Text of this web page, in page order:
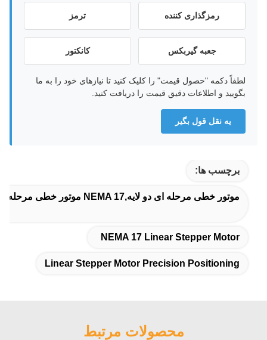
رمزگذاری کننده ترمز
جعبه گیربکس کانکتور
لطفاً دکمه "حصول قیمت" را کلیک کنید تا نیازهای خود را به ما
بگویید و اطلاعات دقیق قیمت را دریافت کنید.
يه نقل قول بگير
برچسب ها:
موتور خطی مرحله ای دو لایه,NEMA 17 موتور خطی مرحله ای,موقعیت دقیق موتور خطی
NEMA 17 Linear Stepper Motor
Linear Stepper Motor Precision Positioning
محصولات مرتبط